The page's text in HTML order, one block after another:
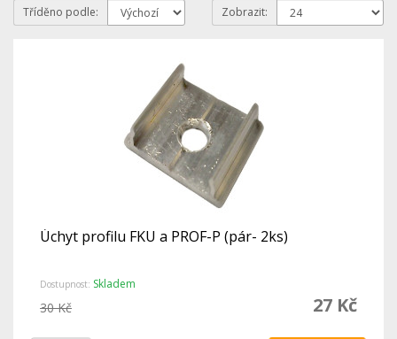
Tříděno podle: Zobrazit:
Úchyt profilu FKU a PROF-P (pár- 2ks)
Dostupnost: Skladem
27 Kč
30 Kč